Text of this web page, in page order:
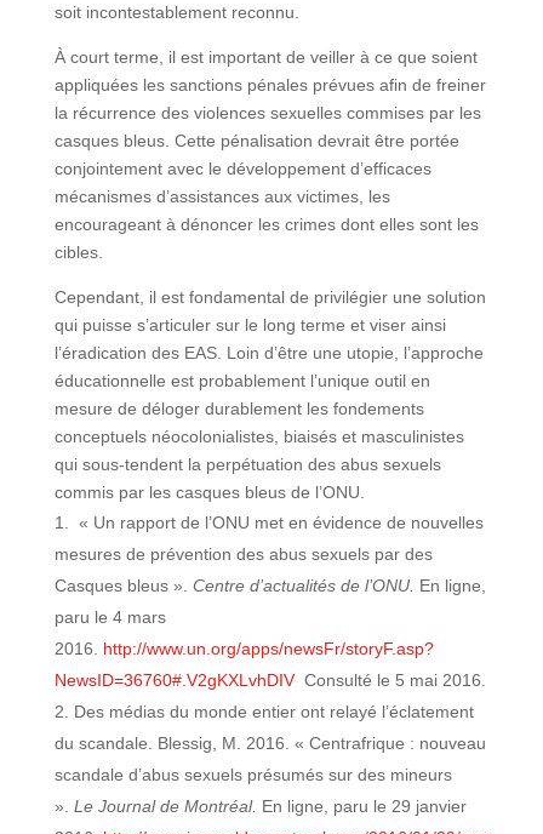
soit incontestablement reconnu.
À court terme, il est important de veiller à ce que soient
appliquées les sanctions pénales prévues afin de freiner
la récurrence des violences sexuelles commises par les
casques bleus. Cette pénalisation devrait être portée
conjointement avec le développement d’efficaces
mécanismes d’assistances aux victimes, les
encourageant à dénoncer les crimes dont elles sont les
cibles.
Cependant, il est fondamental de privilégier une solution
qui puisse s’articuler sur le long terme et viser ainsi
l’éradication des EAS. Loin d’être une utopie, l’approche
éducationnelle est probablement l’unique outil en
mesure de déloger durablement les fondements
conceptuels néocolonialistes, biaisés et masculinistes
qui sous-tendent la perpétuation des abus sexuels
commis par les casques bleus de l’ONU.
« Un rapport de l’ONU met en évidence de nouvelles
mesures de prévention des abus sexuels par des
Casques bleus ». Centre d’actualités de l’ONU. En ligne,
paru le 4 mars
2016. http://www.un.org/apps/newsFr/storyF.asp?
NewsID=36760#.V2gKXLvhDIVConsulté le 5 mai 2016.
Des médias du monde entier ont relayé l’éclatement
du scandale. Blessig, M. 2016. « Centrafrique : nouveau
scandale d’abus sexuels présumés sur des mineurs
». Le Journal de Montréal. En ligne, paru le 29 janvier